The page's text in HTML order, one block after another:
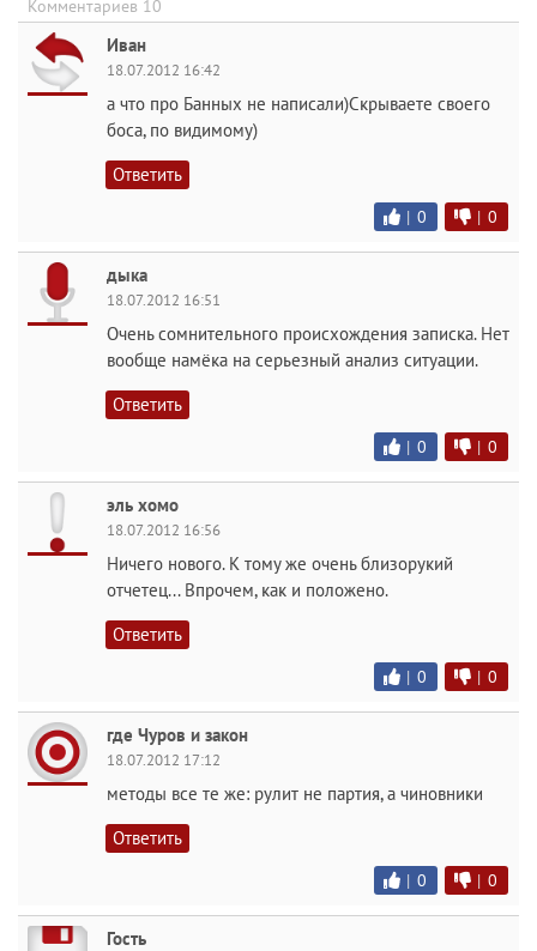
Комментариев 10
Иван
18.07.2012 16:42
а что про Банных не написали)Скрываете своего
боса, по видимому)
Ответить
| 0 | 0
дыка
18.07.2012 16:51
Очень сомнительного происхождения записка. Нет
вообще намёка на серьезный анализ ситуации.
Ответить
| 0 | 0
эль хомо
18.07.2012 16:56
Ничего нового. К тому же очень близорукий
отчетец... Впрочем, как и положено.
Ответить
| 0 | 0
где Чуров и закон
18.07.2012 17:12
методы все те же: рулит не партия, а чиновники
Ответить
| 0 | 0
Гость